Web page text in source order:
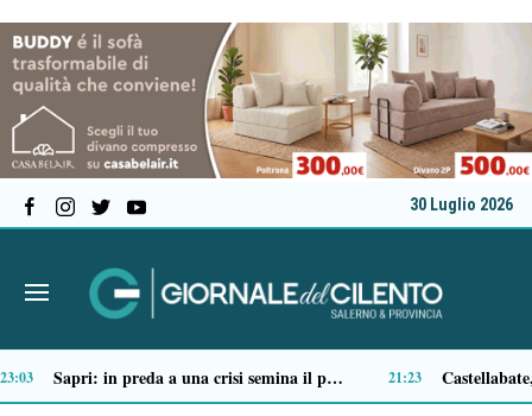
30 Luglio 2026
Ascea, nuova giunta per Sansone: Filippo Dragone vicesindaco, Egidio Criscuolo assessore ai Lavori Pubblici 14:51 Tortorella celebra la Fiera di San Basilio: tra antichi mestieri, bestiame e la musica della Bandabardò 14:49